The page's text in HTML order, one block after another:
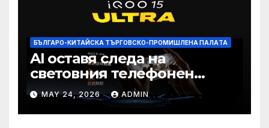
БЪЛГАРО-КИТАЙСКА ТЪРГОВСКО-ПРОМИШЛЕНА ПАЛAТА
AI оставя следа на
световния телефонен
пазар
MAY 24, 2026 ADMIN